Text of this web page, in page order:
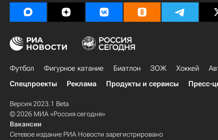
Футбол Фигурное катание Биатлон ЗОЖ Хоккей
Спецпроекты
Реклама Продукты и сервисы Пресс-
Версия 2023.1 Beta
© 2026 МИА «Россия сегодня»
Вакансии
Сетевое издание РИА Новости зарегистрировано